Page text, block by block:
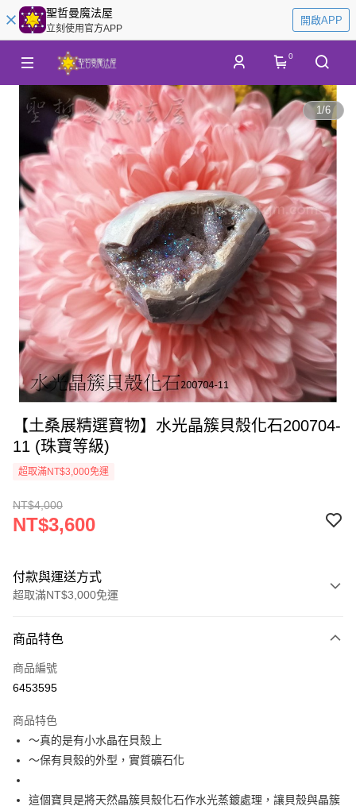
聖哲曼魔法屋
立刻使用官方APP
開啟APP
0
1/6
【土桑展精選寶物】水光晶簇貝殼化石200704-
11 (珠寶等級)
超取滿NT$3,000免運
NT$4,000
NT$3,600
付款與運送方式
超取滿NT$3,000免運
信用卡一次付款
超商取貨付款
Apple Pay
街口支付
悠遊付
商品特色
商品編號
6453595
商品特色
～真的是有小水晶在貝殼上
～保有貝殼的外型，實質礦石化
這個寶貝是將天然晶簇貝殼化石作水光蒸鍍處理，讓貝殼與晶簇